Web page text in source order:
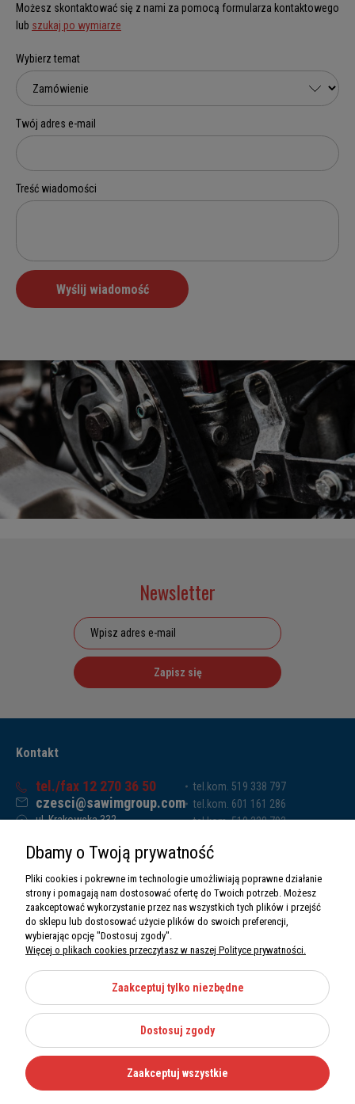
Możesz skontaktować się z nami za pomocą formularza kontaktowego
lub szukaj po wymiarze
Newsletter
Zapisz się
Kontakt
tel./fax 12 270 36 50
czesci@sawimgroup.com
ul. Krakowska 332,
Sawim Group Mariusz Zdyb sp. k.
NIP: 5130284470
REGON: 5246591010
tel.kom. 519 338 797
tel.kom. 601 161 286
tel.kom. 519 338 793
O nas
Informacje
Moje konto
Kategorie
Dbamy o Twoją prywatność
Pliki cookies i pokrewne im technologie umożliwiają poprawne działanie
strony i pomagają nam dostosować ofertę do Twoich potrzeb. Możesz
zaakceptować wykorzystanie przez nas wszystkich tych plików i przejść
do sklepu lub dostosować użycie plików do swoich preferencji,
wybierając opcję "Dostosuj zgody".
Więcej o plikach cookies przeczytasz w naszej Polityce prywatności.
Zaakceptuj tylko niezbędne
Dostosuj zgody
Zaakceptuj wszystkie